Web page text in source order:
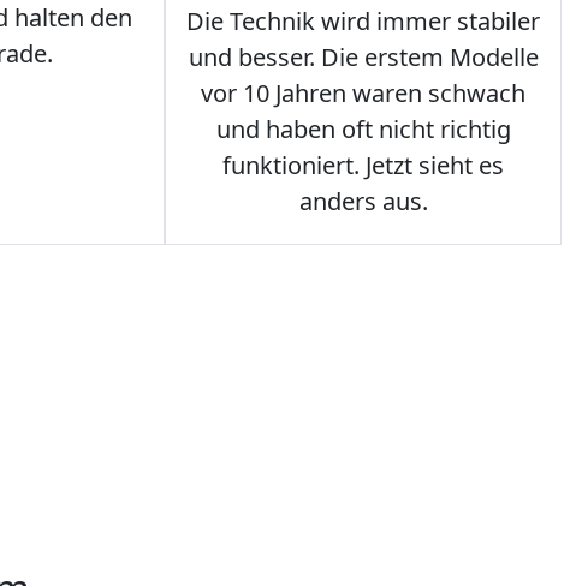
halten den
Die Technik wird immer stabiler
und besser. Die erstem Modelle
vor 10 Jahren waren schwach
und haben oft nicht richtig
funktioniert. Jetzt sieht es
anders aus.